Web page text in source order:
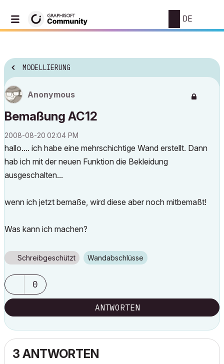
DE
MODELLIERUNG
Anonymous
Bemaßung AC12
‎2008-08-20 02:04 PM
hallo.... ich habe eine mehrschichtige Wand erstellt. Dann
hab ich mit der neuen Funktion die Bekleidung
ausgeschalten...
wenn ich jetzt bemaße, wird diese aber noch mitbemaßt!
Was kann ich machen?
Schreibgeschützt Wandabschlüsse
0
ANTWORTEN
3 ANTWORTEN